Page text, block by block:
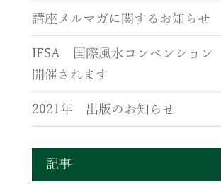
講座メルマガに関するお知らせ
IFSA 国際風水コンベンション
開催されます
2021年 出版のお知らせ
記事